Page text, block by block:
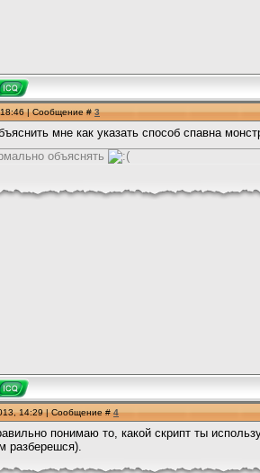
18:46 | Сообщение #3
мне как указать способ спавна
объяснять
14:29 | Сообщение #4
понимаю то, какой скрипт ты
разберешся).